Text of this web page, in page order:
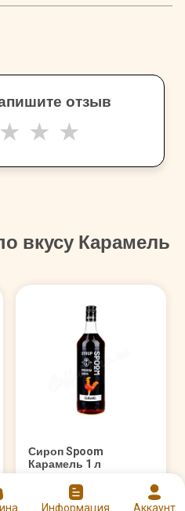
Информация Аккаунт
отзыв
★ ★ ★
вкусу Карамель
Сироп Spoom
Карамель 1 л
Арт. 00003876